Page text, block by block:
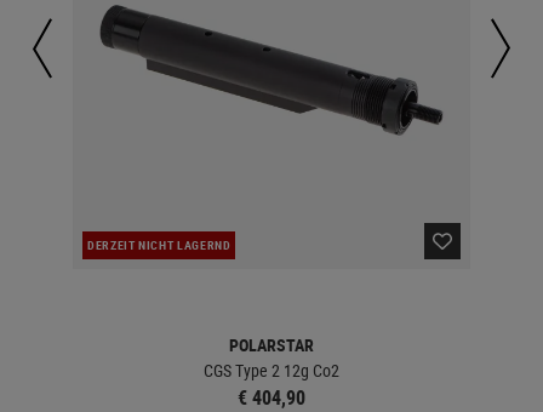
DERZEIT NICHT LAGERND
POLARSTAR
CGS Type 2 12g Co2
€ 404,90